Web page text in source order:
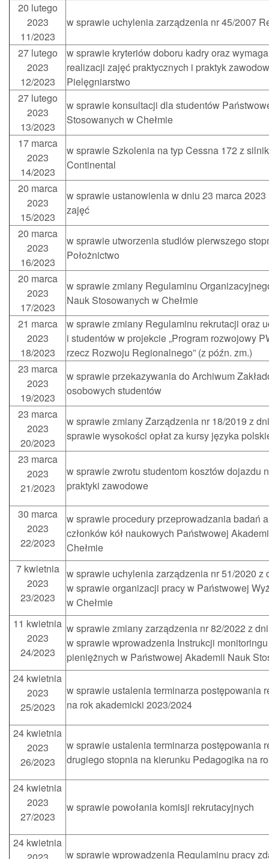
20 lutego
2023
11/2023
w sprawie uchylenia zarządzenia nr 45/2007
27 lutego
2023
12/2023
w sprawie kryteriów doboru kadry oraz
realizacji zajęć praktycznych i praktyk
Pielęgniarstwo
27 lutego
2023
13/2023
w sprawie konsultacji dla studentów
Stosowanych w Chełmie
17 marca
2023
14/2023
w sprawie Szkolenia na typ Cessna 172 z
Continental
20 marca
2023
15/2023
w sprawie ustanowienia w dniu 23 marca
zajęć
20 marca
2023
16/2023
w sprawie utworzenia studiów pierwszego
Położnictwo
20 marca
2023
17/2023
w sprawie zmiany Regulaminu
Nauk Stosowanych w Chełmie
21 marca
2023
18/2023
w sprawie zmiany Regulaminu rekrutacji oraz
i studentów w projekcie „Program rozwojowy
rzecz Rozwoju Regionalnego” (z późn. zm.)
23 marca
2023
19/2023
w sprawie przekazywania do Archiwum
osobowych studentów
23 marca
2023
20/2023
w sprawie zmiany Zarządzenia nr 18/2019 z
sprawie wysokości opłat za kursy języka
23 marca
2023
21/2023
w sprawie zwrotu studentom kosztów dojazdu
praktyki zawodowe
30 marca
2023
22/2023
w sprawie procedury przeprowadzania badań
członków kół naukowych Państwowej
Chełmie
7 kwietnia
2023
23/2023
w sprawie uchylenia zarządzenia nr 51/2020 z
w sprawie organizacji pracy w Państwowej
w Chełmie
11 kwietnia
2023
24/2023
w sprawie zmiany zarządzenia nr 82/2022 z
w sprawie wprowadzenia Instrukcji
pieniężnych w Państwowej Akademii Nauk
24 kwietnia
2023
25/2023
w sprawie ustalenia terminarza postępowania
na rok akademicki 2023/2024
24 kwietnia
2023
26/2023
w sprawie ustalenia terminarza postępowania
drugiego stopnia na kierunku Pedagogika na
24 kwietnia
2023
27/2023
w sprawie powołania komisji rekrutacyjnych
24 kwietnia
w sprawie wprowadzenia Regulaminu pracy